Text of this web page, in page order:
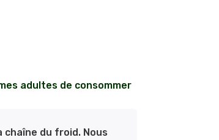
adultes de consommer
du froid. Nous